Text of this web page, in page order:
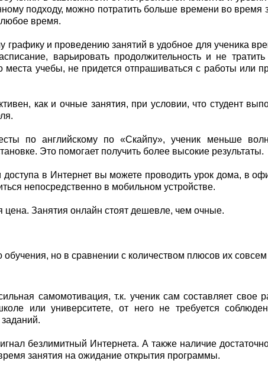
подходу, можно потратить больше времени во время
любое время.
графику и проведению занятий в удобное для ученика
варьировать продолжительность и не
места учебы, не придется отпрашиваться с работы или
как и очные занятия, при условии, что студент
по английскому по «Скайпу», ученик меньше
Это помогает получить более высокие результаты.
доступа в Интернет вы можете проводить урок дома, в
непосредственно в мобильном устройстве.
Занятия онлайн стоят дешевле, чем очные.
но в сравнении с количеством плюсов их
самомотивация, т.к. ученик сам составляет свое
или университете, от него не требуется
безлимитный Интернета. А также наличие
занятия на ожидание открытия программы.